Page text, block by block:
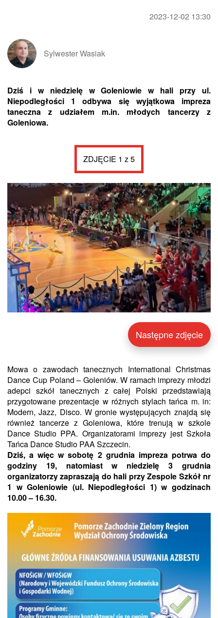
2023-12-02 13:30
Sylwester Wasiak
Dziś i w niedzielę w Goleniowie w hali przy ul.
Niepodległości 1 odbywa się wyjątkowa impreza
taneczna z udziałem m.in. młodych tancerzy z
Goleniowa.
ZDJĘCIE 1 z 5
Następne zdjęcie
Mowa o zawodach tanecznych International Christmas
Dance Cup Poland – Goleniów. W ramach imprezy młodzi
adepci szkół tanecznych z całej Polski przedstawiają
przygotowane prezentacje w różnych stylach tańca m. in:
Modern, Jazz, Disco. W gronie występujących znajdą się
również tancerze z Goleniowa, które trenują w szkole
Dance Studio PPA. Organizatorami imprezy jest Szkoła
Tańca Dance Studio PAA Szczecin.
Dziś, a więc w sobotę 2 grudnia impreza potrwa do
godziny 19, natomiast w niedzielę 3 grudnia
organizatorzy zapraszają do hali przy Zespole Szkół nr
1 w Goleniowie (ul. Niepodległości 1) w godzinach
10.00 – 16.30.